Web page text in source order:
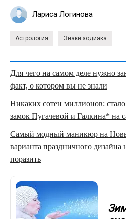
Лариса Логинова
Астрология Знаки зодиака
Для чего на самом деле нужно
факт, о котором вы не знали
Никаких сотен миллионов: стало
замок Пугачевой и Галкина* на
Самый модный маникюр на
варианта праздничного дизайна
поразить